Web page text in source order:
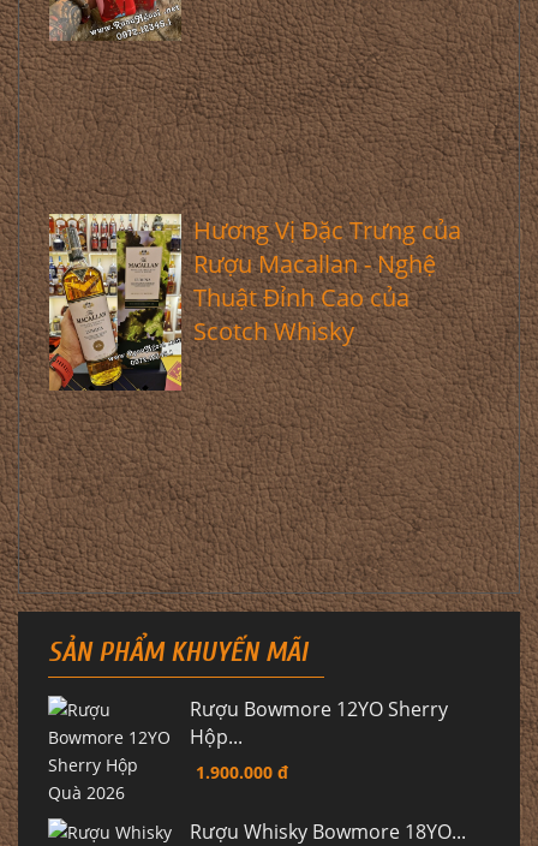
Hương Vị Đặc Trưng của
Rượu Macallan - Nghệ
Thuật Đỉnh Cao của
Scotch Whisky
SẢN PHẨM KHUYẾN MÃI
Rượu Bowmore 12YO Sherry
Hộp...
1.900.000 đ
Rượu Whisky Bowmore 18YO...